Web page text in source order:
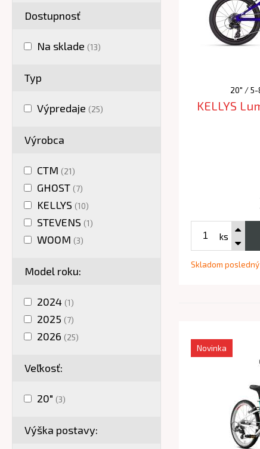
Dostupnosť
Na sklade (13)
Typ
Výpredaje (25)
Výrobca
CTM (21)
GHOST (7)
KELLYS (10)
STEVENS (1)
WOOM (3)
Model roku:
2024 (1)
2025 (7)
2026 (25)
Veľkosť:
20" (3)
Výška postavy:
20" / 5-
KELLYS
ks
Skladom posledný
Novinka